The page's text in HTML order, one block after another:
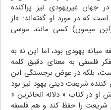
جهان غیریهودی نیز پراکنده
که در مورد او گفته‌اند: «از
میمون) کسی مانند موسی
میانه یهودی بود، اما این نه به
فلسفی به معنای دقیق کلمه
بلکه در عوض برجستگی ابن
شریعت دینی یهود نیز بود
در کتاب « دلاله الحائرین »
را حفظ کند و هم فلسفه